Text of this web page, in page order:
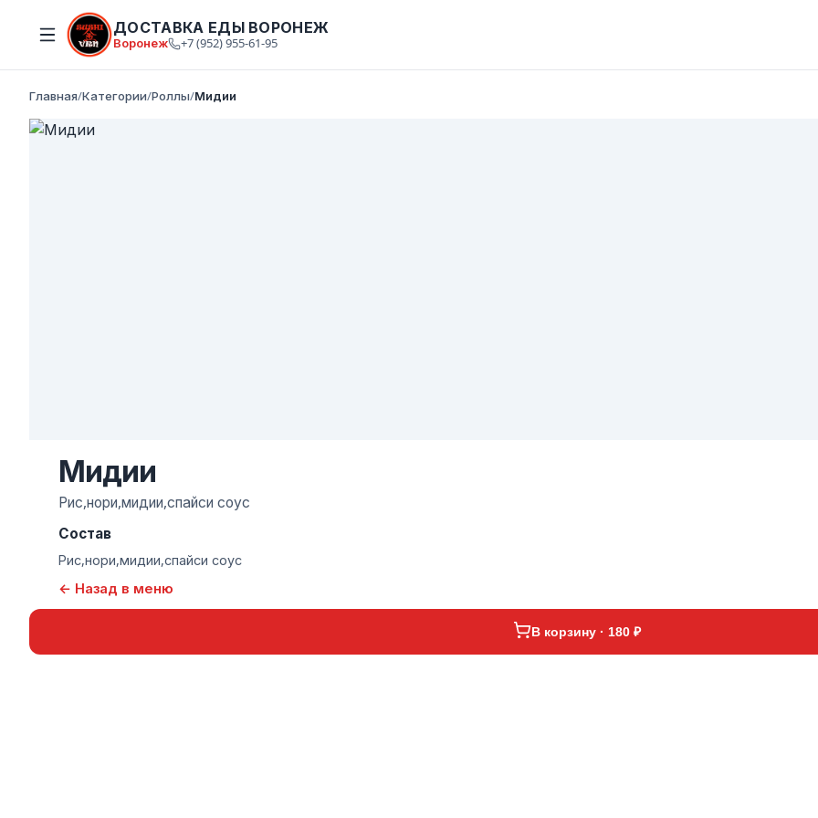
ДОСТАВКА ЕДЫ ВОРОНЕЖ
Воронеж +7 (952) 955-61-95
Главная/Категории/Роллы/Мидии
Мидии
Рис,нори,мидии,спайси соус
Состав
Рис,нори,мидии,спайси соус
← Назад в меню
В корзину · 180 ₽